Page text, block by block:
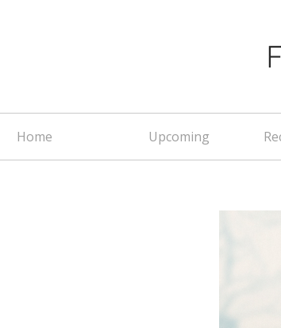
Home Upcoming